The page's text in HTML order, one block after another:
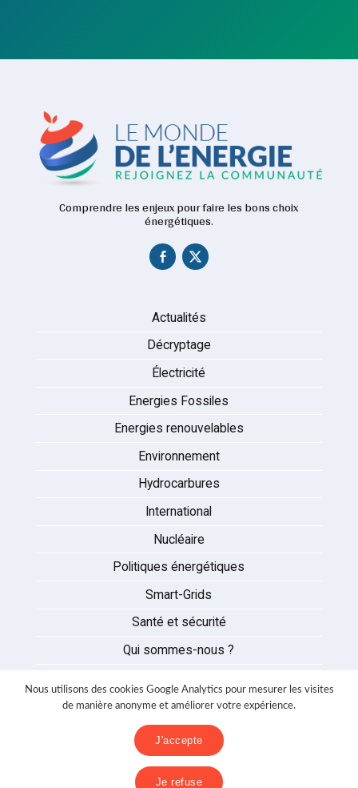
Comprendre les enjeux pour faire les bons choix
énergétiques.
Actualités
Décryptage
Électricité
Energies Fossiles
Energies renouvelables
Environnement
Hydrocarbures
International
Nucléaire
Politiques énergétiques
Smart-Grids
Santé et sécurité
Qui sommes-nous ?
Partenaires
Nous contacter
Nous utilisons des cookies Google Analytics pour mesurer les visites
de manière anonyme et améliorer votre expérience.
J'accepte
Je refuse